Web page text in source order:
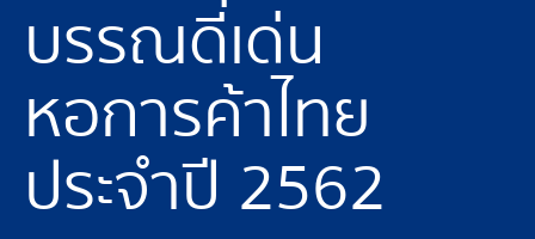
บรรณดีเด่น
หอการค้าไทย
ประจำปี 2562